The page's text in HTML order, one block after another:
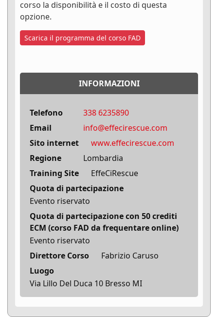
corso la disponibilità e il costo di questa
opzione.
Scarica il programma del corso FAD
INFORMAZIONI
Telefono
338 6235890
Email
info@effecirescue.com
Sito internet
www.effecirescue.com
Regione
Lombardia
Training Site
EffeCiRescue
Quota di partecipazione
Evento riservato
Quota di partecipazione con 50 crediti
ECM (corso FAD da frequentare online)
Evento riservato
Direttore Corso
Fabrizio Caruso
Luogo
Via Lillo Del Duca 10 Bresso MI